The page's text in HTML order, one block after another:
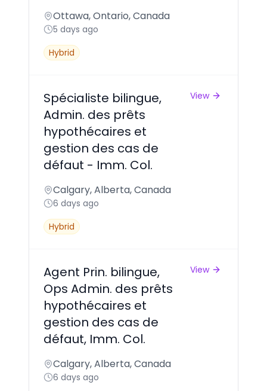
Ottawa, Ontario, Canada
5 days ago
Hybrid
Spécialiste bilingue,
Admin. des prêts
hypothécaires et
gestion des cas de
défaut - Imm. Col.
View
Calgary, Alberta, Canada
6 days ago
Hybrid
Agent Prin. bilingue,
Ops Admin. des prêts
hypothécaires et
gestion des cas de
défaut, Imm. Col.
View
Calgary, Alberta, Canada
6 days ago